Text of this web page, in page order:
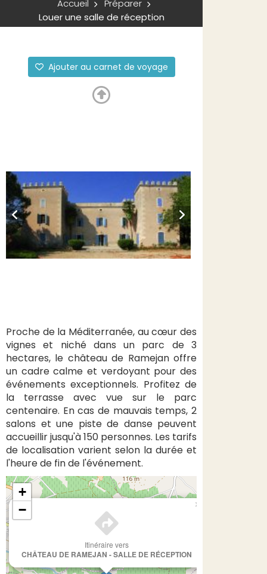
Accueil
Préparer
Louer une salle de réception
Ajouter au carnet de voyage
Proche de la Méditerranée, au cœur des
vignes et niché dans un parc de 3
hectares, le château de Ramejan offre
un cadre calme et verdoyant pour des
événements exceptionnels. Profitez de
la terrasse avec vue sur le parc
centenaire. En cas de mauvais temps, 2
salons et une piste de danse peuvent
accueillir jusqu'à 150 personnes. Les tarifs
de localisation varient selon la durée et
l'heure de fin de l'événement.
Itinéraire vers
CHÂTEAU DE RAMEJAN - SALLE DE RÉCEPTION
×
+
−